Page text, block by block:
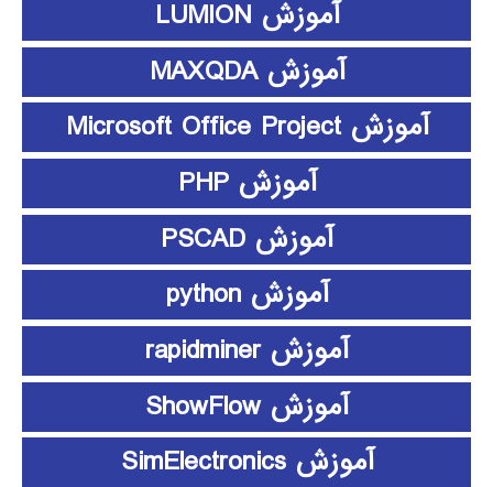
آموزش LUMION
آموزش MAXQDA
آموزش Microsoft Office Project
آموزش PHP
آموزش PSCAD
آموزش python
آموزش rapidminer
آموزش ShowFlow
آموزش SimElectronics